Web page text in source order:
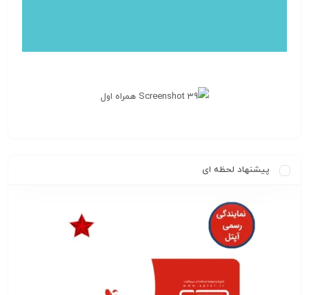
پیشنهاد لحظه ای